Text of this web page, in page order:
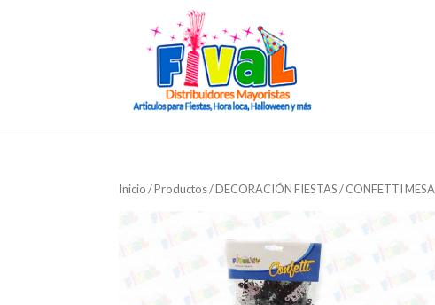
Inicio/Productos/DECORACIÓN FIESTAS/CONFETTI MESA